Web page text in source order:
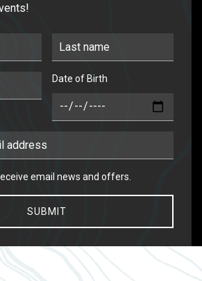
Last Name
DOB
Date of Birth
email news and offers.
email news and offers.
SUBMIT